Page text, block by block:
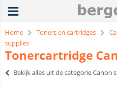
Home Toners en cartridges
supplies
Tonercartridge
Bekijk alles uit de categorie Canon